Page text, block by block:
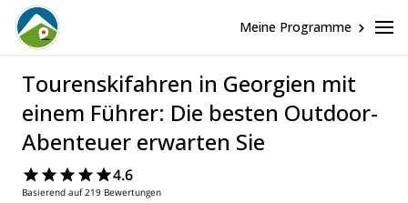
Meine Programme
Tourenskifahren in Georgien mit
einem Führer: Die besten Outdoor-
Abenteuer erwarten Sie
4.6
Basierend auf 219 Bewertungen